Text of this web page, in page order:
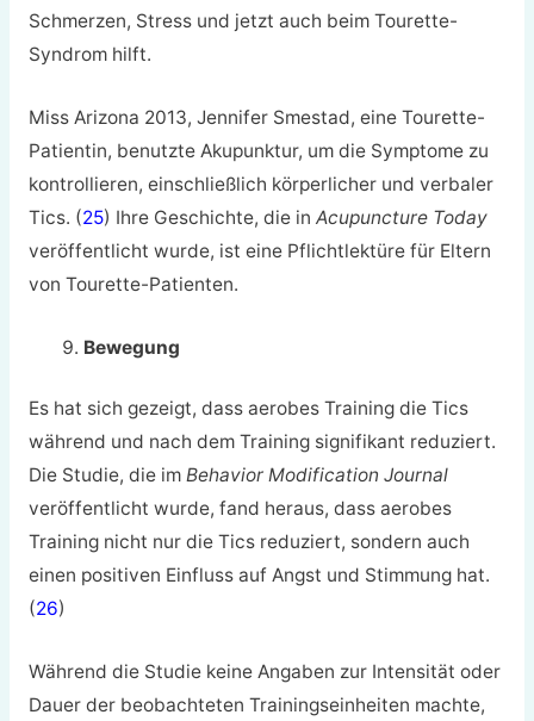
Schmerzen, Stress und jetzt auch beim Tourette-
Syndrom hilft.
Miss Arizona 2013, Jennifer Smestad, eine Tourette-
Patientin, benutzte Akupunktur, um die Symptome zu
kontrollieren, einschließlich körperlicher und verbaler
Tics. (25) Ihre Geschichte, die in Acupuncture Today
veröffentlicht wurde, ist eine Pflichtlektüre für Eltern
von Tourette-Patienten.
Bewegung
Es hat sich gezeigt, dass aerobes Training die Tics
während und nach dem Training signifikant reduziert.
Die Studie, die im Behavior Modification Journal
veröffentlicht wurde, fand heraus, dass aerobes
Training nicht nur die Tics reduziert, sondern auch
einen positiven Einfluss auf Angst und Stimmung hat.
(26)
Während die Studie keine Angaben zur Intensität oder
Dauer der beobachteten Trainingseinheiten machte,